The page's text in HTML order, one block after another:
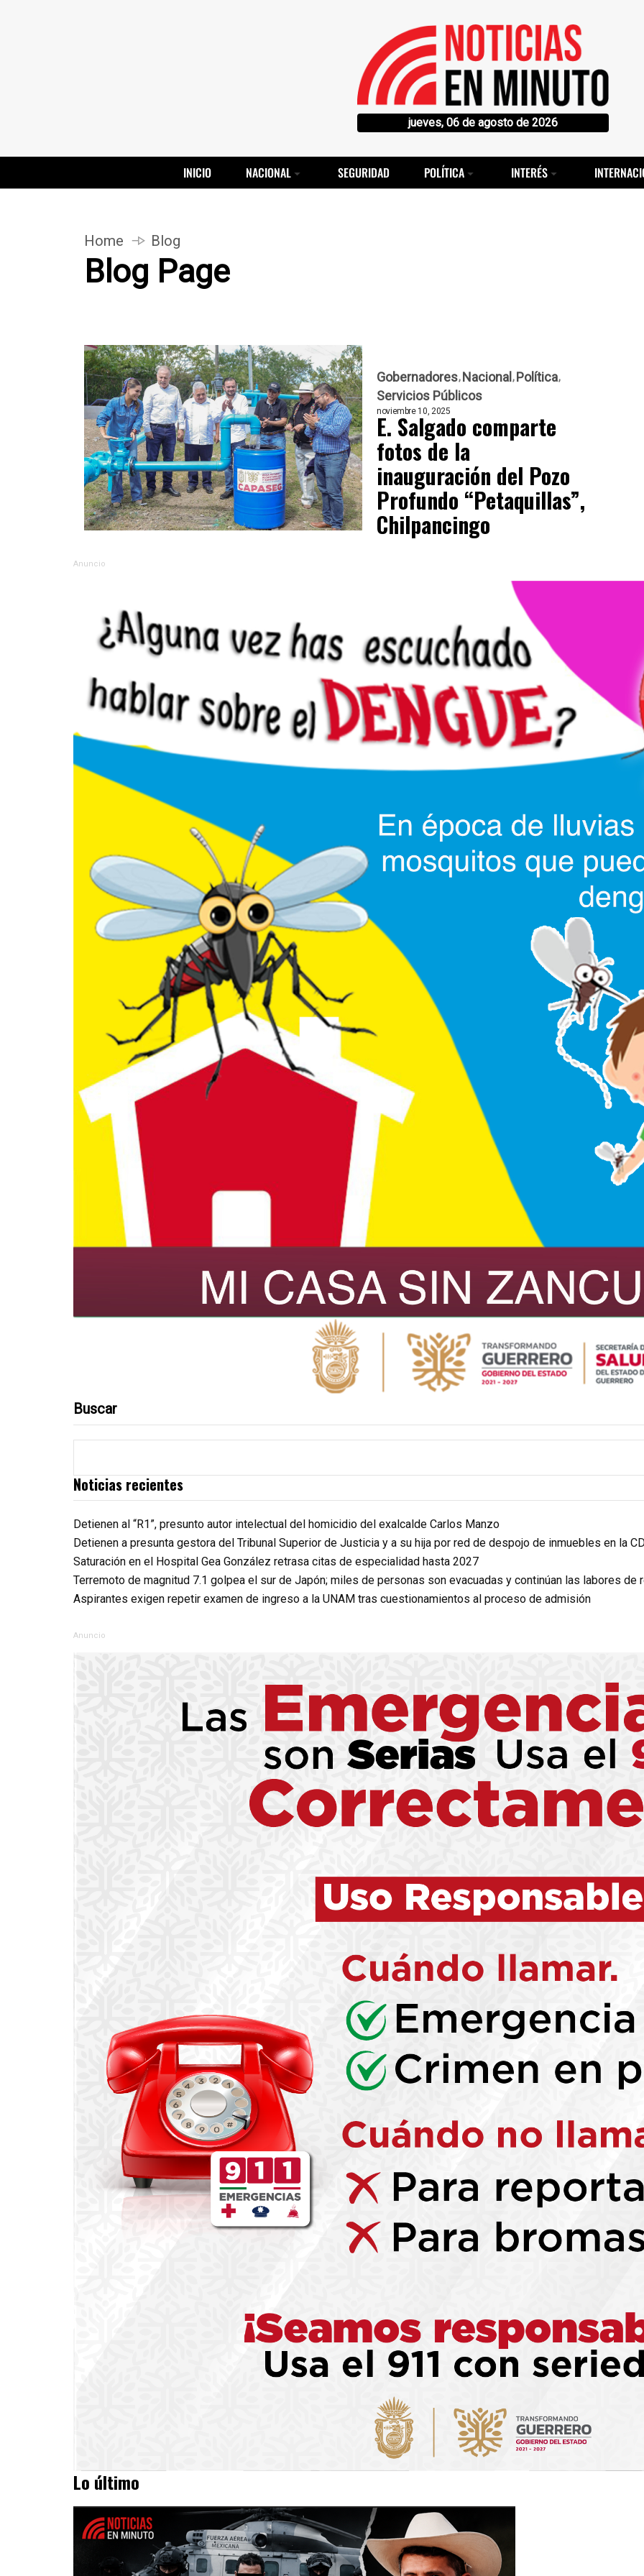
jueves, 06 de agosto de 2026
INICIO NACIONAL SEGURIDAD POLÍTICA INTERÉS
Home Blog
Blog Page
Gobernadores Nacional Política
Servicios Públicos
noviembre 10, 2025
E. Salgado comparte
fotos de la
inauguración del Pozo
Profundo “Petaquillas”,
Chilpancingo
Anuncio
Buscar
Noticias recientes
Detienen al “R1”, presunto autor intelectual del homicidio del exalcalde Carlos Manzo
Detienen a presunta gestora del Tribunal Superior de Justicia y a su hija por red de despojo de inmuebles en la
Saturación en el Hospital Gea González retrasa citas de especialidad hasta 2027
Terremoto de magnitud 7.1 golpea el sur de Japón; miles de personas son evacuadas y continúan las labores de
Aspirantes exigen repetir examen de ingreso a la UNAM tras cuestionamientos al proceso de admisión
Anuncio
Lo último